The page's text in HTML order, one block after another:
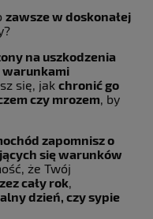
zawsze w doskonałej
na uszkodzenia
się, jak chronić go
czy mrozem, by
zapomnisz o
się warunków
że Twój
cały rok
dzień, czy sypie